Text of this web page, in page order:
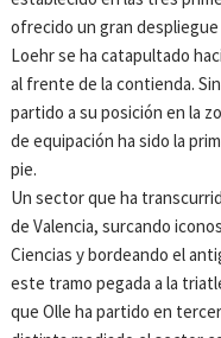
ofrecido un gran
Loehr se ha catapultado
al frente de la contienda.
partido a su posición en la
de equipación ha sido la
pie.
Un sector que ha
de Valencia, surcando
Ciencias y bordeando el
este tramo pegada a la
que Olle ha partido en